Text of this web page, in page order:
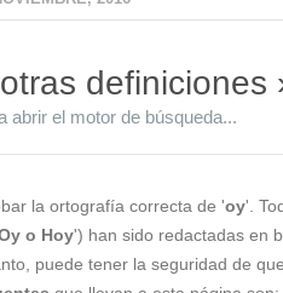
definiciones
abrir el motor de búsqueda...
la ortografía correcta de 'oy'.
o Hoy') han sido redactadas en
puede tener la seguridad de